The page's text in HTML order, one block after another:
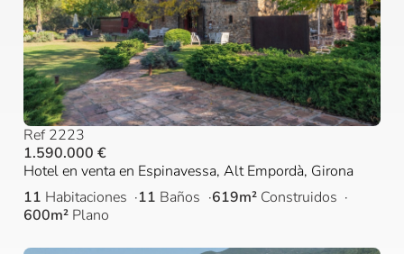
Ref 2223
1.590.000 €
Hotel en venta en Espinavessa, Alt Empordà, Girona
11 Habitaciones 11 Baños 619m² Construidos
600m² Plano